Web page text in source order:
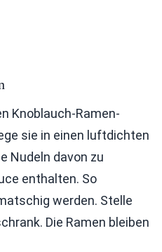
Knoblauch-Ramen-
sie in einen luftdichten
Nudeln davon zu
enthalten. So
werden. Stelle
Die Ramen bleiben